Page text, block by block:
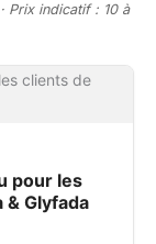
Prix indicatif : 10 à
pour les
Glyfada